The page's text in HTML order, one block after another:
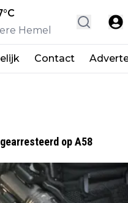
°C
Hemel
Contact
op A58